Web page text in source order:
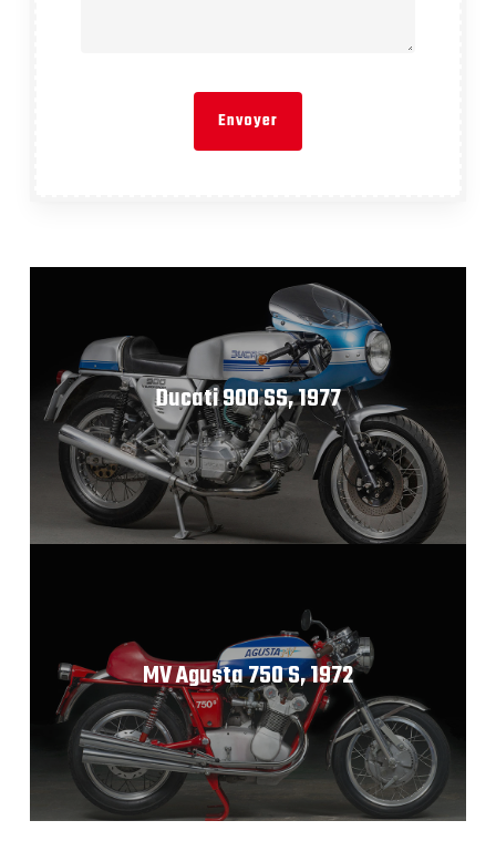
Ducati 900 SS, 1977
MV Agusta 750 S, 1972